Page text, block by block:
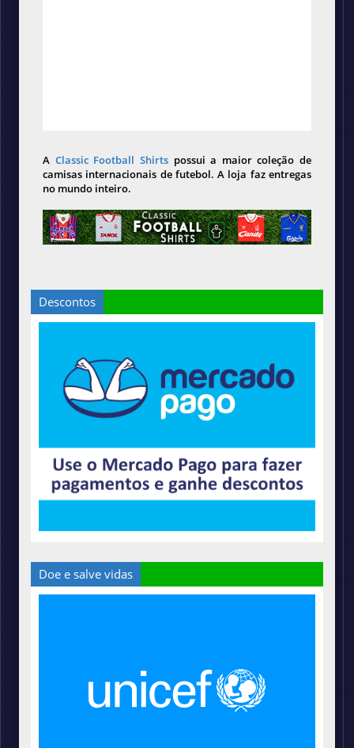
A Classic Football Shirts possui a maior coleção de
camisas internacionais de futebol. A loja faz entregas
no mundo inteiro.
Descontos
Doe e salve vidas